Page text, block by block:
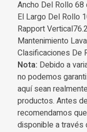
Ancho Del Rollo 68
El Largo Del Rollo
Rapport
Mantenimiento
Clasificaciones De
Nota: Debido a
no podemos
aquí sean
productos. Antes
recomendamos
disponible a través